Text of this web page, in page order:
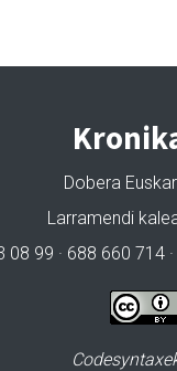
Dobera
Larramendi
08 99 · 688 660 714